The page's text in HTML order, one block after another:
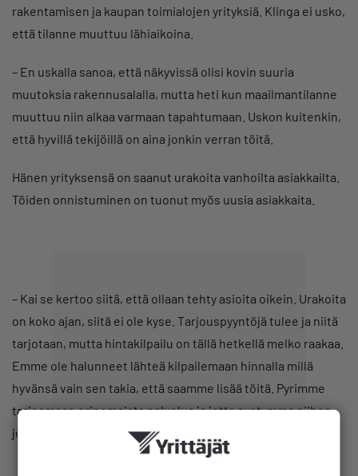
rakentamisen ja kaupan toimialojen yrityksiä. Klinga ei usko,
että tilanne muuttuu lähiaikoina.
– En uskalla sanoa, että näkyvissä olisi kovin suuria
muutoksia rakennusalalla, mutta heti kun maailmantilanne
muuttuu niin alkaa varmaan tapahtumaan. Uskon kuitenkin,
että hyvillä tekijöillä on aina jonkin verran töitä.
Hänen yrityksensä on saanut urakoita vanhoilta asiakkailta.
Töiden onnistuminen on tuonut myös uusia asiakkaita.
– Kai se kertoo siitä, että ollaan tehty asioita oikein. Urakoita
on koko ajan, siitä ei ole kyse. Tarjouspyyntöjä tulee ja niitä
tarjotaan, mutta hintakilpailu on tällä hetkellä melko raakaa.
Emme ole halunneet lähteä kilpailemaan hinnalla millä
hyvänsä vain sen takia, että saamme lisää töitä. Pyrimme
tarjoamaan erinomaista palvelua ja jotta pystymme siihen,
jonkun näköinen hinta pitää olla.